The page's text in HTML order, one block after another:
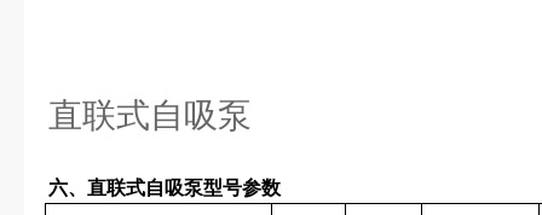
直联式自吸泵
六、直联式自吸泵型号参数